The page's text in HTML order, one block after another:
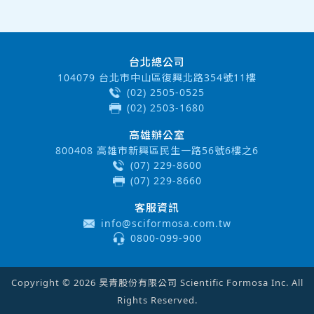
台北總公司
104079 台北市中山區復興北路354號11樓
(02) 2505-0525
(02) 2503-1680
高雄辦公室
800408 高雄市新興區民生一路56號6樓之6
(07) 229-8600
(07) 229-8660
客服資訊
info@sciformosa.com.tw
0800-099-900
Copyright © 2026 昊青股份有限公司 Scientific Formosa Inc. All
Rights Reserved.